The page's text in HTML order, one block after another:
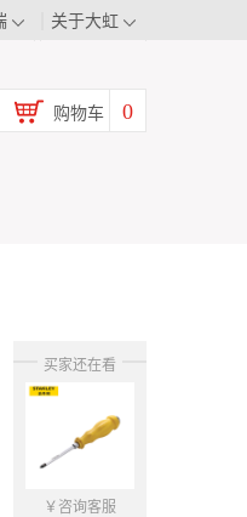
关于大虹
购物车 0
买家还在看
￥咨询客服